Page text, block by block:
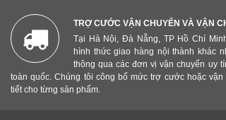
TRỢ CƯỚC VẬN CHUYỂN VÀ VẬN
Tại Hà Nội, Đà Nẵng, TP Hồ Chí
hình thức giao hàng nội thành khác
thông qua các đơn vị vận chuyển uy
toàn quốc. Chúng tôi công bố mức trợ cước hoặc vận
tiết cho từng sản phẩm.